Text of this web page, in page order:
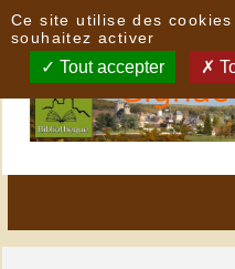
Ce site utilise des
souhaitez activer
Tout accepter